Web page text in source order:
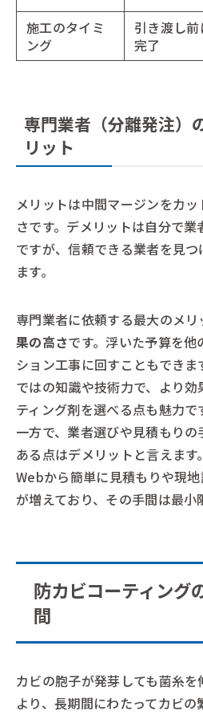
施工のタイミ
ング
引き渡し前
完了
専門業者（分離発注）
リット
メリットは中間マージンをカ
さです。デメリットは自分で
ですが、信頼できる業者を見
ます。
専門業者に依頼する最大のメリ
果の高さです。浮いた予算を
ション工事に回すこともでき
ではの知識や技術力で、より
ティング剤を選べる点も魅力で
一方で、業者選びや見積もり
ある点はデメリットと言えま
Webから簡単に見積もりや現
が増えており、その手間は最小
防カビコーティング
間
カビの胞子が発芽しても菌糸
より、長期間にわたってカビの